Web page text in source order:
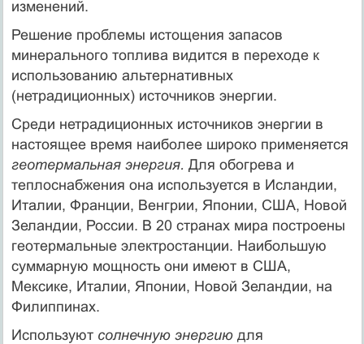
изменений.
Решение проблемы истощения запасов
минерального топлива видится в переходе к
использованию альтернативных
(нетрадиционных) источников энергии.
Среди нетрадиционных источников энергии в
настоящее время наиболее широко применяется
геотермальная энергия. Для обогрева и
теплоснабжения она используется в Исландии,
Италии, Франции, Венгрии, Японии, США, Новой
Зеландии, России. В 20 странах мира построены
геотермальные электростанции. Наибольшую
суммарную мощность они имеют в США,
Мексике, Италии, Японии, Новой Зеландии, на
Филиппинах.
Используют солнечную энергиюдля